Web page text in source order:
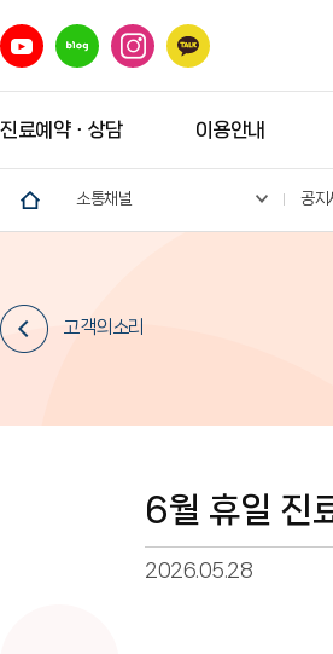
진료예약ㆍ상담 이용안내
소통채널 공지
고객의소리
6월 휴일 진
2026.05.28